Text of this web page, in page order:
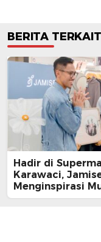
BERITA TERKAIT
Hadir di
Karawaci,
Menginspirasi
Gen Z